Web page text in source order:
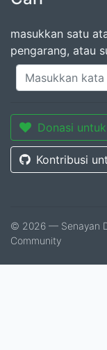
masukkan satu
pengarang, atau
Donasi
Kontribusi
© 2026 — Senayan
Community